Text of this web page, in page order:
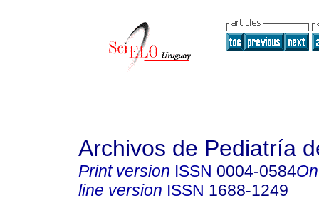
Archivos de Pediatría
Print version ISSN 0004-0584
line version ISSN 1688-1249